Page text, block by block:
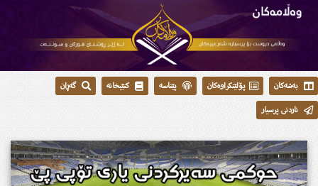
بەشەکان پۆلێنکراوەکان پێناسە کتێبخانە
گەڕان
ناردنی پرسیار